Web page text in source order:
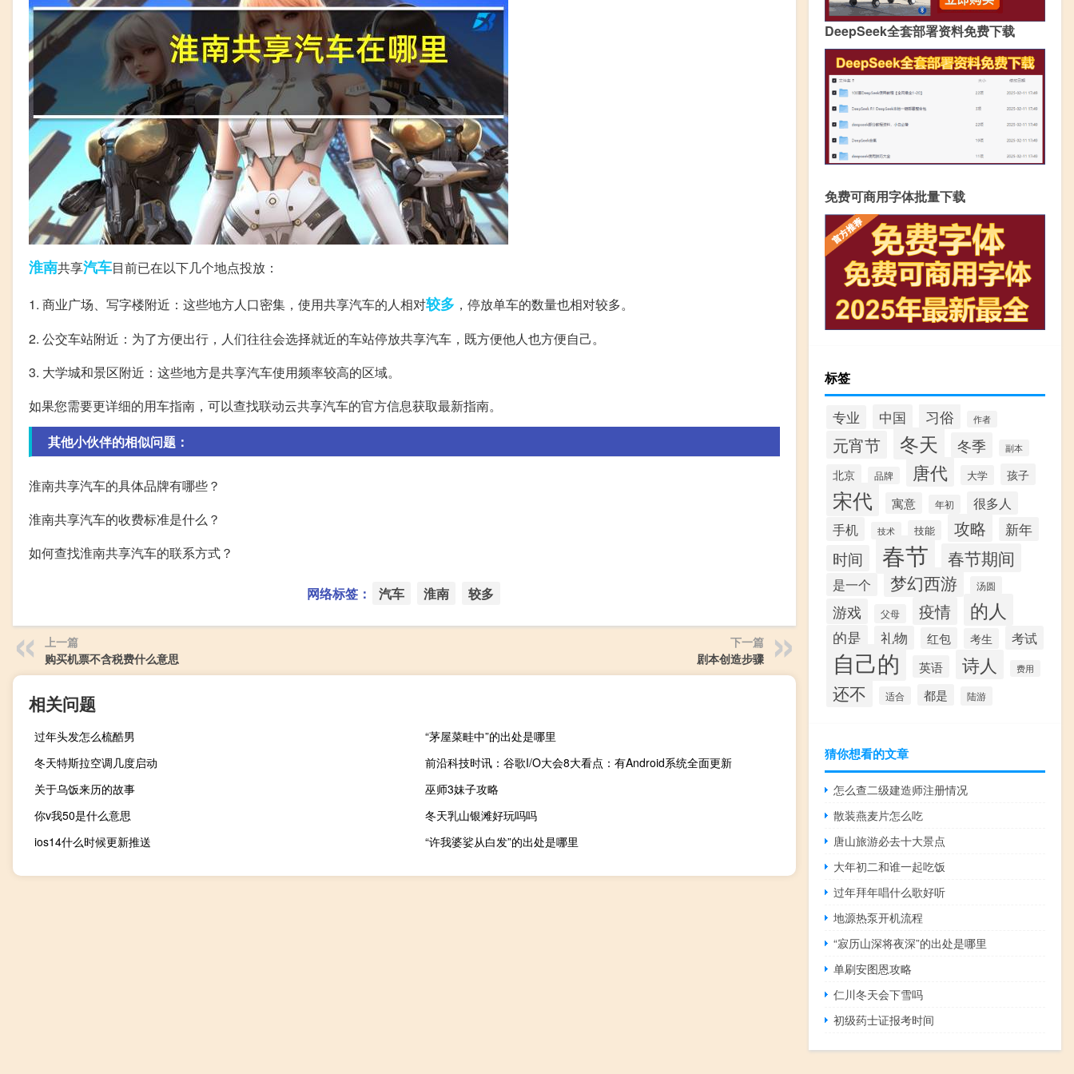
淮南共享汽车目前已在以下几个地点投放：
1. 商业广场、写字楼附近：这些地方人口密集，使用共享汽车的人相对较多 ，停放单车的数量也相对较多。
2. 公交车站附近：为了方便出行，人们往往会选择就近的车站停放共享汽车，既方便他人也方便自己。
3. 大学城和景区附近：这些地方是共享汽车使用频率较高的区域。
如果您需要更详细的用车指南，可以查找联动云共享汽车的官方信息获取最新指南。
其他小伙伴的相似问题：
淮南共享汽车的具体品牌有哪些？
淮南共享汽车的收费标准是什么？
如何查找淮南共享汽车的联系方式？
网络标签： 汽车 淮南 较多
上一篇
购买机票不含税费什么意思
下一篇
剧本创造步骤
相关问题
过年头发怎么梳酷男
“茅屋菜畦中”的出处是哪里
冬天特斯拉空调几度启动
前沿科技时讯：谷歌I/O大会8大看点：有Android系统全面更新
关于乌饭来历的故事
巫师3妹子攻略
你v我50是什么意思
冬天乳山银滩好玩吗吗
ios14什么时候更新推送
“许我婆娑从白发”的出处是哪里
DeepSeek全套部署资料免费下载
免费可商用字体批量下载
标签
专业 中国 习俗 作者
元宵节 冬天 冬季 副本
北京 品牌 唐代 大学 孩子
宋代 寓意 年初 很多人
手机 技术 技能 攻略 新年
时间 春节 春节期间
是一个 梦幻西游 汤圆
游戏 父母 疫情 的人
的是 礼物 红包 考生 考试
自己的 英语 诗人 费用
还不 适合 都是 陆游
猜你想看的文章
怎么查二级建造师注册情况
散装燕麦片怎么吃
唐山旅游必去十大景点
大年初二和谁一起吃饭
过年拜年唱什么歌好听
地源热泵开机流程
“寂历山深将夜深”的出处是哪里
单刷安图恩攻略
仁川冬天会下雪吗
初级药士证报考时间